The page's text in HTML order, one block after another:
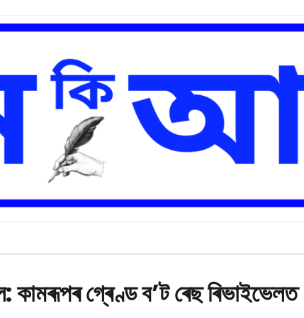
কামৰূপৰ গ্ৰেণ্ড ব’ট ৰেছ ৰিভাইভেলত